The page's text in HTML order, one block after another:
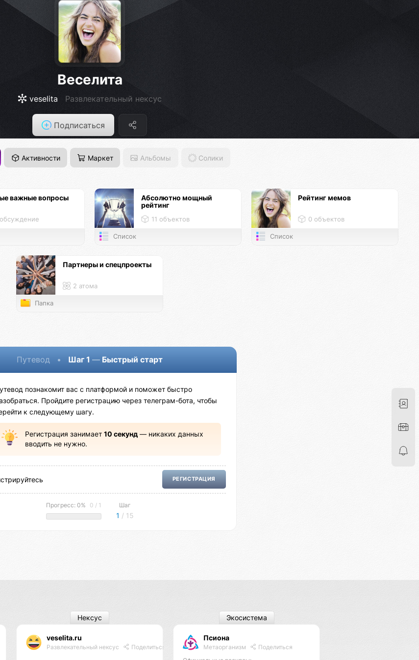
Веселита
veselita Развлекательный нексус
Подписаться
Активности Маркет Альбомы Солики
важные вопросы
Абсолютно мощный
рейтинг
11 объектов
Список
Рейтинг мемов
0 объектов
Список
Партнеры и спецпроекты
2 атома
Папка
Путевод • Шаг 1 — Быстрый старт
познакомит вас с платформой и поможет быстро
Пройдите регистрацию через телеграм-бота, чтобы
к следующему шагу.
Регистрация занимает 10 секунд— никаких данных
вводить не нужно.
РЕГИСТРАЦИЯ
Прогресс: 0% 0 / 1 Шаг
1 / 15
veselita.ru
Развлекательный нексус Поделиться
Нексус
Псиона
Метаорганизм
Поделиться
Экосистема